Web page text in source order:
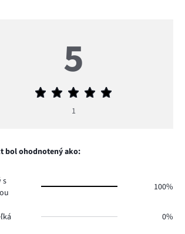
5
Priemerné
5
1
bol ohodnotený ako:
s
100%
0%